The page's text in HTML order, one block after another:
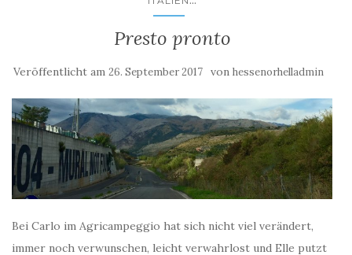
Presto pronto
Veröffentlicht am 26. September 2017 von hessenorhelladmin
Bei Carlo im Agricampeggio hat sich nicht viel verändert,
immer noch verwunschen, leicht verwahrlost und Elle putzt